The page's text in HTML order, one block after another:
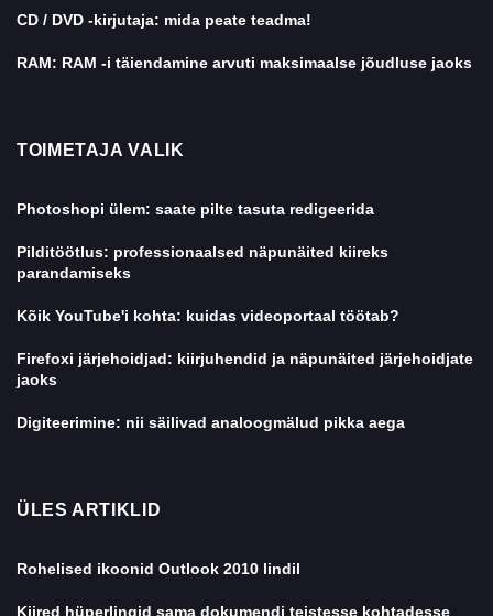
CD / DVD -kirjutaja: mida peate teadma!
RAM: RAM -i täiendamine arvuti maksimaalse jõudluse jaoks
TOIMETAJA VALIK
Photoshopi ülem: saate pilte tasuta redigeerida
Pilditöötlus: professionaalsed näpunäited kiireks
parandamiseks
Kõik YouTube'i kohta: kuidas videoportaal töötab?
Firefoxi järjehoidjad: kiirjuhendid ja näpunäited järjehoidjate
jaoks
Digiteerimine: nii säilivad analoogmälud pikka aega
ÜLES ARTIKLID
Rohelised ikoonid Outlook 2010 lindil
Kiired hüperlingid sama dokumendi teistesse kohtadesse